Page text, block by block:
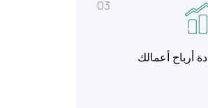
03
أرباح أعمالك